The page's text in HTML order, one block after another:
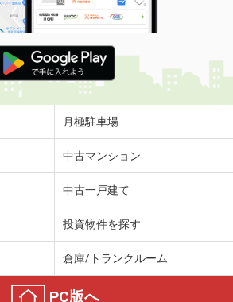
月極駐車場
中古マンション
中古一戸建て
投資物件を探す
倉庫/トランクルーム
PC版へ